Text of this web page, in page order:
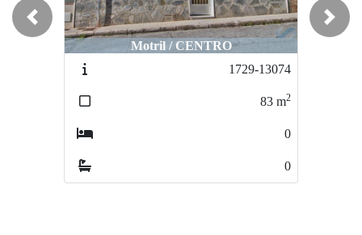
Motril / CENTRO
1729-13074
83 m2
0
0
Previous Next